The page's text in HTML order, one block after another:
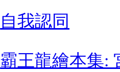
自我認同
霸王龍繪本集: